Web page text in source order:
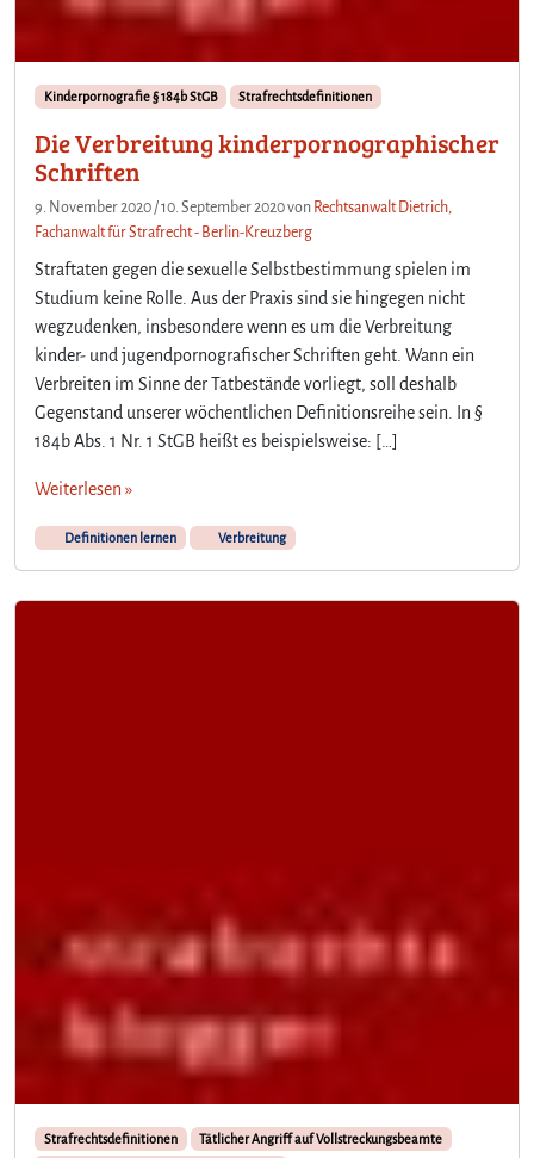
Kinderpornografie § 184b StGB Strafrechtsdefinitionen
Die Verbreitung kinderpornographischer
Schriften
9. November 2020 /10. September 2020von Rechtsanwalt Dietrich,
Fachanwalt für Strafrecht - Berlin-Kreuzberg
Straftaten gegen die sexuelle Selbstbestimmung spielen im
Studium keine Rolle. Aus der Praxis sind sie hingegen nicht
wegzudenken, insbesondere wenn es um die Verbreitung
kinder- und jugendpornografischer Schriften geht. Wann ein
Verbreiten im Sinne der Tatbestände vorliegt, soll deshalb
Gegenstand unserer wöchentlichen Definitionsreihe sein. In §
184b Abs. 1 Nr. 1 StGB heißt es beispielsweise: […]
Weiterlesen »
Definitionen lernen Verbreitung
Strafrechtsdefinitionen
Tätlicher Angriff auf Vollstreckungsbeamte